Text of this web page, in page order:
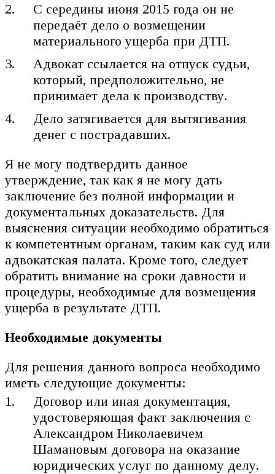
С середины июня 2015 года он не
передаёт дело о возмещении
материального ущерба при ДТП.
Адвокат ссылается на отпуск судьи,
который, предположительно, не
принимает дела к производству.
Дело затягивается для вытягивания
денег с пострадавших.
Я не могу подтвердить данное
утверждение, так как я не могу дать
заключение без полной информации и
документальных доказательств. Для
выяснения ситуации необходимо обратиться
к компетентным органам, таким как суд или
адвокатская палата. Кроме того, следует
обратить внимание на сроки давности и
процедуры, необходимые для возмещения
ущерба в результате ДТП.
Необходимые документы
Для решения данного вопроса необходимо
иметь следующие документы:
Договор или иная документация,
удостоверяющая факт заключения с
Александром Николаевичем
Шамановым договора на оказание
юридических услуг по данному делу.